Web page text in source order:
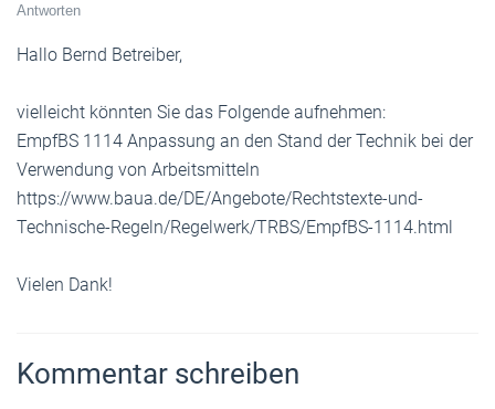
Antworten
Hallo Bernd Betreiber,
vielleicht könnten Sie das Folgende aufnehmen:
EmpfBS 1114 Anpassung an den Stand der Technik bei der
Verwendung von Arbeitsmitteln
https://www.baua.de/DE/Angebote/Rechtstexte-und-
Technische-Regeln/Regelwerk/TRBS/EmpfBS-1114.html
Vielen Dank!
Kommentar schreiben